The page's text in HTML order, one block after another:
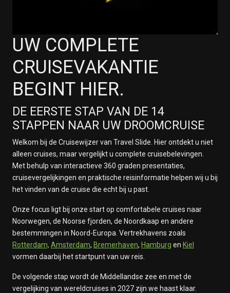
UW COMPLETE
CRUISEVAKANTIE
BEGINT HIER.
DE EERSTE STAP VAN DE 14
STAPPEN NAAR UW DROOMCRUISE
Welkom bij de Cruisewijzer van Travel Slide. Hier ontdekt u niet
alleen cruises, maar vergelijkt u complete cruisebelevingen.
Met behulp van interactieve 360 graden presentaties,
cruisevergelijkingen en praktische reisinformatie helpen wij u bij
het vinden van de cruise die echt bij u past.
Onze focus ligt bij onze start op comfortabele cruises naar
Noorwegen, de Noorse fjorden, de Noordkaap en andere
bestemmingen in Noord-Europa. Vertrekhavens zoals
Rotterdam, Amsterdam, Bremerhaven, Hamburg en Kiel
vormen daarbij het startpunt van uw reis.
De volgende stap wordt de Middellandse zee en met de
vergelijking van wereldcruises in 2027 zijn we haast klaar.